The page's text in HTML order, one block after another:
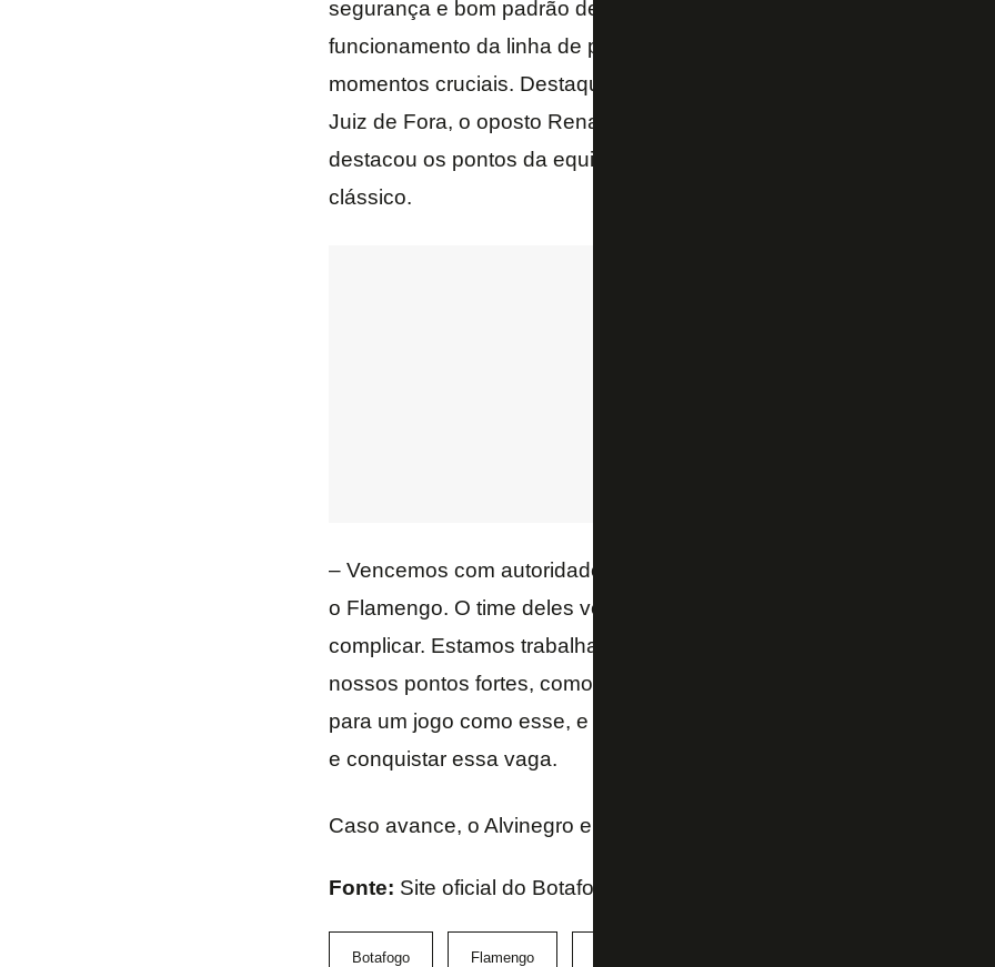
segurança e bom padrão de jogo. As viradas de bola foram auxilidas
funcionamento da linha de passe, e a relação bloqueio e defesa foi
momentos cruciais. Destaque alvinegro e maior pontuador nas
Juiz de Fora, o oposto Renan tem sido a maior arma da equipe no
destacou os pontos da equipe para continuar fazendo a engranagem
clássico.
– Vencemos com autoridade os primeiros jogos, mas agora temos
o Flamengo. O time deles vem de um grande resultado e vai fazer de
complicar. Estamos trabalhando duro para corrigir algumas situações
nossos pontos fortes, como as viradas de bola e o bloqueio. Toda
para um jogo como esse, e entraremos ligados para apresentar
e conquistar essa vaga.
Caso avance, o Alvinegro enfrentará o Sesc-RJ na final, dia 22.
Fonte: Site oficial do Botafogo
Botafogo Flamengo